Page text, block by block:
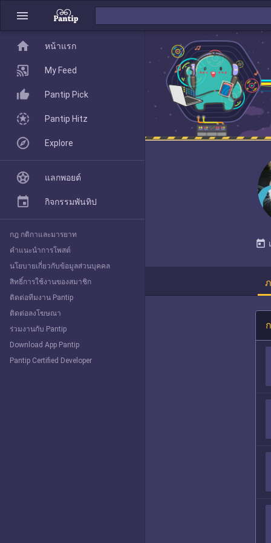
menu
today
home
Pantip Pick
Explore
home หน้าแรก
My Feed
Pantip Pick
Pantip Hitz
Explore
แลกพอยต์
กิจกรรมพันทิป
กฎ กติกาและมารยาท
คำแนะนำการโพสต์
นโยบายเกี่ยวกับข้อมูลส่วนบุคคล
สิทธิ์การใช้งานของสมาชิก
ติดต่อทีมงาน Pantip
ติดต่อลงโฆษณา
ร่วมงานกับ Pantip
Download App Pantip
Pantip Certified Developer